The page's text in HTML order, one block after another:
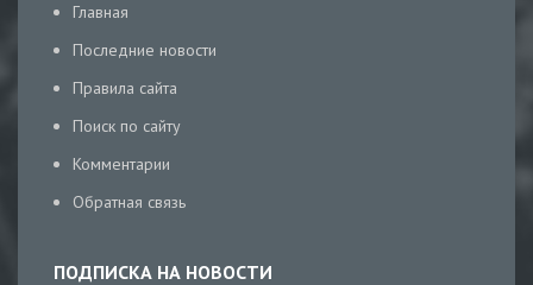
Главная
Последние новости
Правила сайта
Поиск по сайту
Комментарии
Обратная связь
ПОДПИСКА НА НОВОСТИ